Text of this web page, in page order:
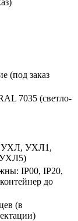
(под заказ
7035 (светло-
УХЛ, УХЛ1,
IP00, IP20,
до
(в